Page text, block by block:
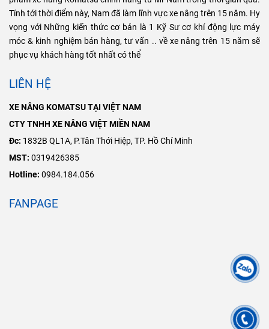
Tính tới thời điểm này, Nam đã làm lĩnh vực xe nâng trên 15 năm. Hy
vọng với Những kiến thức cơ bản là 1 Kỹ Sư cơ khí động lực máy
móc & kinh nghiệm bán hàng, tư vấn .. về xe nâng trên 15 năm sẽ
phục vụ khách hàng tốt nhất có thể
LIÊN HỆ
XE NÂNG KOMATSU TẠI VIỆT NAM
CTY TNHH XE NÂNG VIỆT MIỀN NAM
Đc: 1832B QL1A, P.Tân Thới Hiệp, TP. Hồ Chí Minh
MST: 0319426385
Hotline: 0984.184.056
FANPAGE